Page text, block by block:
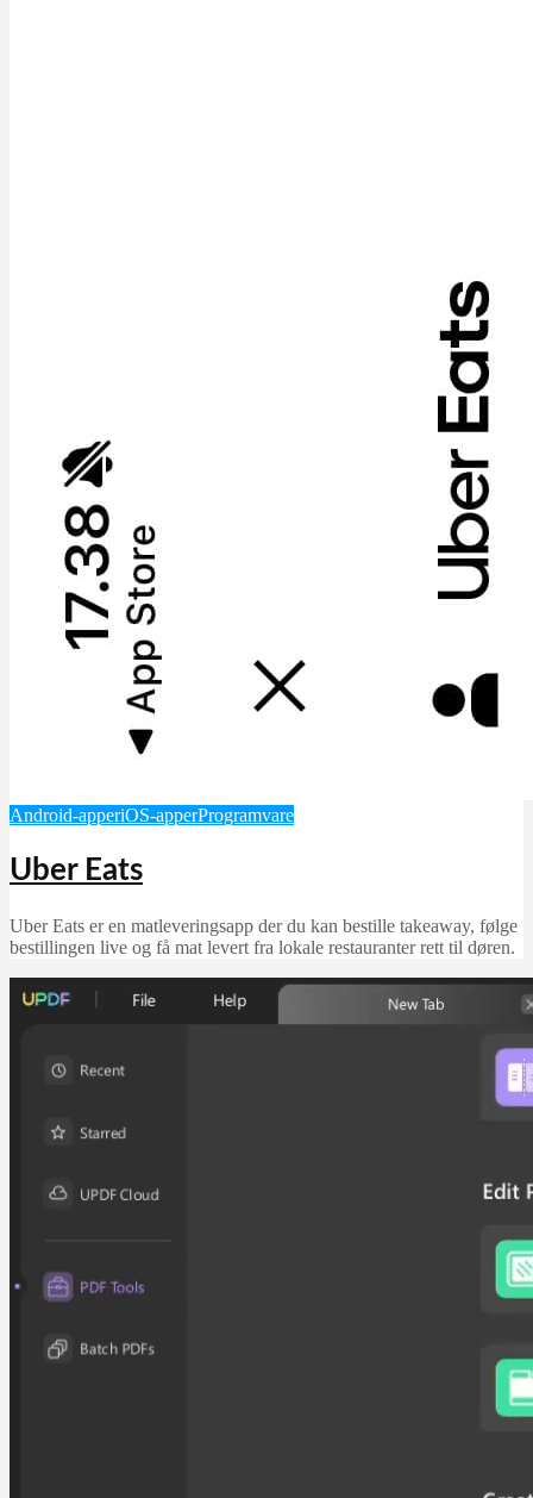
Android-apperiOS-apperProgramvare
Uber Eats
Uber Eats er en matleveringsapp der du kan bestille takeaway, følge
bestillingen live og få mat levert fra lokale restauranter rett til døren.